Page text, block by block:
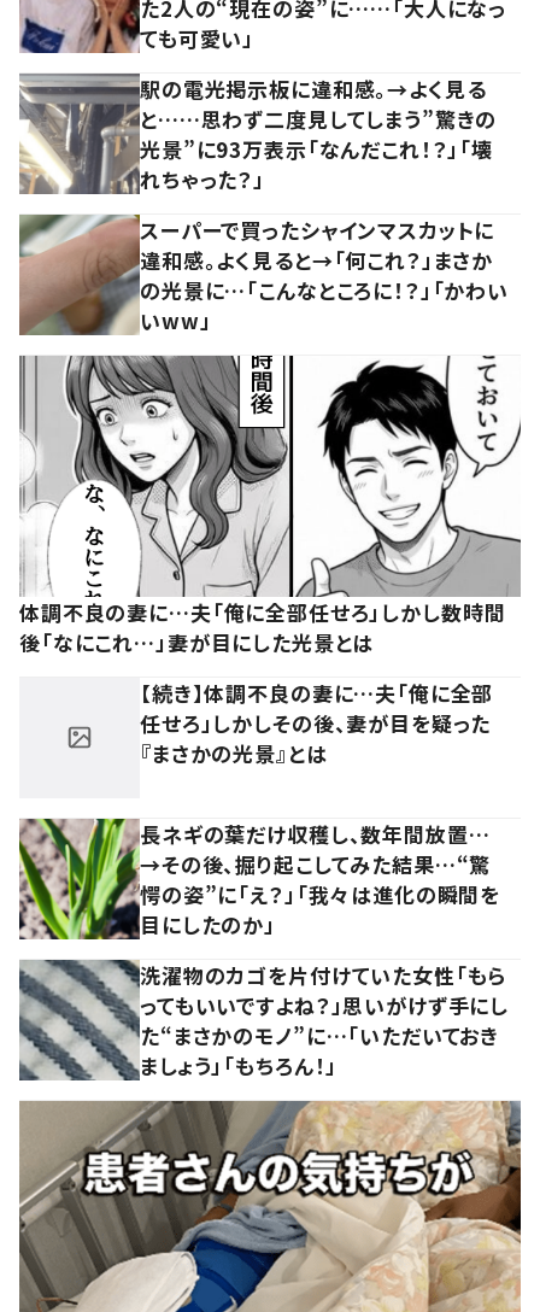
た2人の“現在の姿”に……「大人になっ
ても可愛い」
駅の電光掲示板に違和感。→よく見る
と……思わず二度見してしまう”驚きの
光景”に93万表示「なんだこれ！？」「壊
れちゃった？」
スーパーで買ったシャインマスカットに
違和感。よく見ると→「何これ？」まさか
の光景に…「こんなところに！？」「かわい
いww」
体調不良の妻に…夫「俺に全部任せろ」しかし数時間
後「なにこれ…」妻が目にした光景とは
【続き】体調不良の妻に…夫「俺に全部
任せろ」しかしその後、妻が目を疑った
『まさかの光景』とは
長ネギの葉だけ収穫し、数年間放置…
→その後、掘り起こしてみた結果…“驚
愕の姿”に「え？」「我々は進化の瞬間を
目にしたのか」
洗濯物のカゴを片付けていた女性「もら
ってもいいですよね？」思いがけず手にし
た“まさかのモノ”に…「いただいておき
ましょう」「もちろん！」